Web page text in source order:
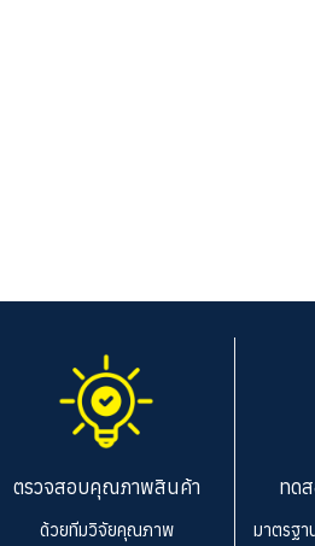
ตรวจสอบคุณภาพสินค้า
ด้วยทีมวิจัยคุณภาพ
ทด
มาตรฐ